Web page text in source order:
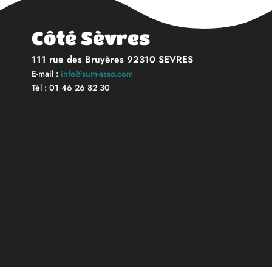
Côté Sèvres
111 rue des Bruyères 92310 SEVRES
E-mail : info@sum-asso.com
Tél : 01 46 26 82 30